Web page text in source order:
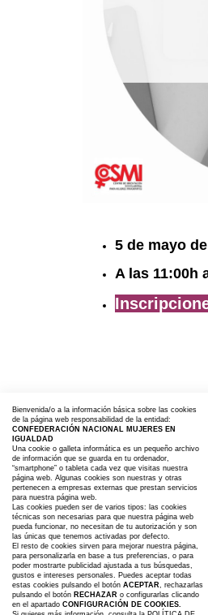
5 de mayo
A las 11:00h
· ACTOS CON MOTIVO
NOVIEMBRE
·Contacta y Asóciate
·Publicaciones
·Somos
· Aviso Legal
·Compromiso con la
datos personales
·Espacio Cultural
Bienvenida/o a la información básica sobre las cookies
de la página web responsabilidad de la entidad:
CONFEDERACIÓN NACIONAL MUJERES EN
IGUALDAD
Una cookie o galleta informática es un pequeño archivo
de información que se guarda en tu ordenador,
“smartphone” o tableta cada vez que visitas nuestra
página web. Algunas cookies son nuestras y otras
pertenecen a empresas externas que prestan servicios
para nuestra página web.
Las cookies pueden ser de varios tipos: las cookies
técnicas son necesarias para que nuestra página web
pueda funcionar, no necesitan de tu autorización y son
las únicas que tenemos activadas por defecto.
El resto de cookies sirven para mejorar nuestra página,
para personalizarla en base a tus preferencias, o para
poder mostrarte publicidad ajustada a tus búsquedas,
gustos e intereses personales. Puedes aceptar todas
estas cookies pulsando el botón ACEPTAR, rechazarlas
pulsando el botón RECHAZAR o configurarlas clicando
en el apartado CONFIGURACIÓN DE COOKIES.